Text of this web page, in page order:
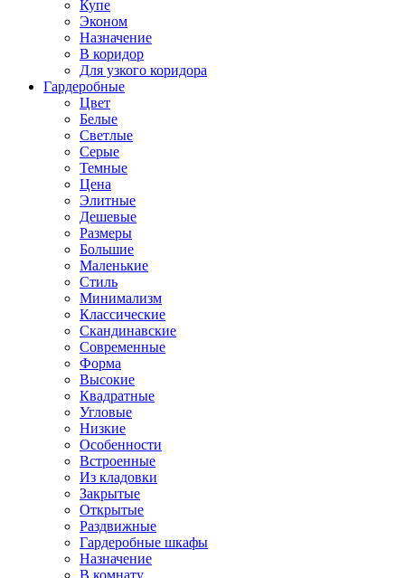
Купе
Эконом
Назначение
В коридор
Для узкого коридора
Гардеробные
Цвет
Белые
Светлые
Серые
Темные
Цена
Элитные
Дешевые
Размеры
Большие
Маленькие
Стиль
Минимализм
Классические
Скандинавские
Современные
Форма
Высокие
Квадратные
Угловые
Низкие
Особенности
Встроенные
Из кладовки
Закрытые
Открытые
Раздвижные
Гардеробные шкафы
Назначение
В комнату